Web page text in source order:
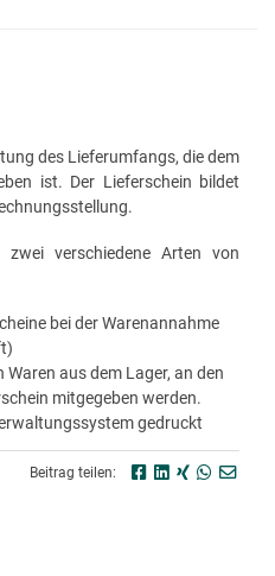
des Lieferumfangs, die dem
ist. Der Lieferschein bildet
verschiedene Arten von
bei der Warenannahme
aus dem Lager, an den
mitgegeben werden.
gedruckt
Beitrag teilen: